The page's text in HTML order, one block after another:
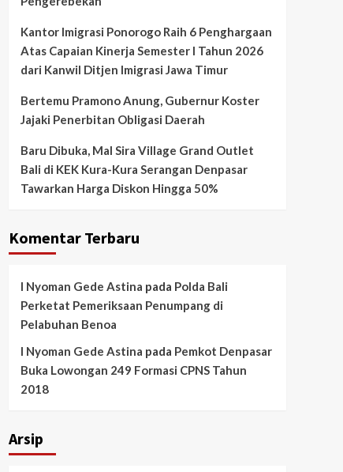
Kantor Imigrasi Ponorogo Raih 6 Penghargaan
Atas Capaian Kinerja Semester I Tahun 2026
dari Kanwil Ditjen Imigrasi Jawa Timur
Bertemu Pramono Anung, Gubernur Koster
Jajaki Penerbitan Obligasi Daerah
Baru Dibuka, Mal Sira Village Grand Outlet
Bali di KEK Kura-Kura Serangan Denpasar
Tawarkan Harga Diskon Hingga 50%
Komentar Terbaru
I Nyoman Gede Astina pada Polda Bali
Perketat Pemeriksaan Penumpang di
Pelabuhan Benoa
I Nyoman Gede Astina pada Pemkot Denpasar
Buka Lowongan 249 Formasi CPNS Tahun
2018
Arsip